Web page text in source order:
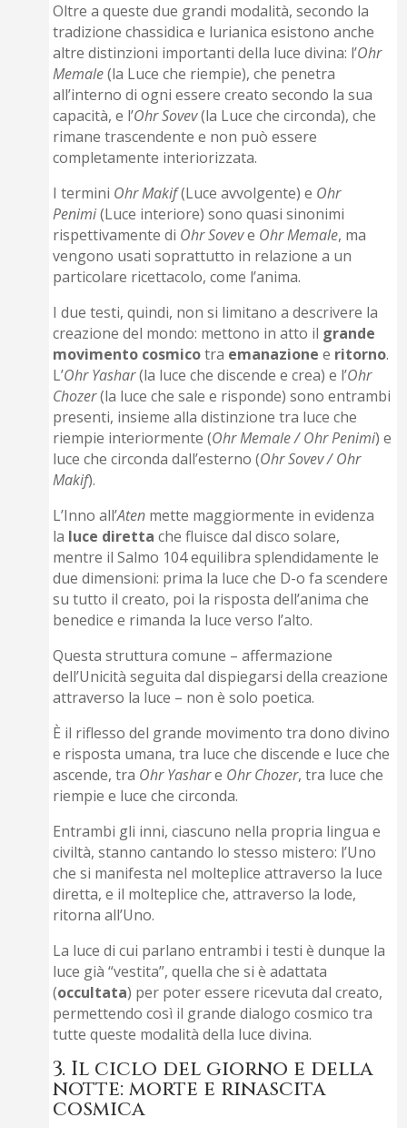
Oltre a queste due grandi modalità, secondo la
tradizione chassidica e lurianica esistono anche
altre distinzioni importanti della luce divina: l’Ohr
Memale(la Luce che riempie), che penetra
all’interno di ogni essere creato secondo la sua
capacità, e l’Ohr Sovev(la Luce che circonda), che
rimane trascendente e non può essere
completamente interiorizzata.
I termini Ohr Makif(Luce avvolgente) e Ohr
Penimi(Luce interiore) sono quasi sinonimi
rispettivamente di Ohr Soveve Ohr Memale, ma
vengono usati soprattutto in relazione a un
particolare ricettacolo, come l’anima.
I due testi, quindi, non si limitano a descrivere la
creazione del mondo: mettono in atto il grande
movimento cosmicotra emanazione e ritorno.
L’Ohr Yashar(la luce che discende e crea) e l’Ohr
Chozer(la luce che sale e risponde) sono entrambi
presenti, insieme alla distinzione tra luce che
riempie interiormente (Ohr Memale / Ohr Penimi) e
luce che circonda dall’esterno (Ohr Sovev / Ohr
Makif).
L’Inno all’Aten mette maggiormente in evidenza
la luce diretta che fluisce dal disco solare,
mentre il Salmo 104 equilibra splendidamente le
due dimensioni: prima la luce che D-o fa scendere
su tutto il creato, poi la risposta dell’anima che
benedice e rimanda la luce verso l’alto.
Questa struttura comune – affermazione
dell’Unicità seguita dal dispiegarsi della creazione
attraverso la luce – non è solo poetica.
È il riflesso del grande movimento tra dono divino
e risposta umana, tra luce che discende e luce che
ascende, tra Ohr Yashare Ohr Chozer, tra luce che
riempie e luce che circonda.
Entrambi gli inni, ciascuno nella propria lingua e
civiltà, stanno cantando lo stesso mistero: l’Uno
che si manifesta nel molteplice attraverso la luce
diretta, e il molteplice che, attraverso la lode,
ritorna all’Uno.
La luce di cui parlano entrambi i testi è dunque la
luce già “vestita”, quella che si è adattata
(occultata) per poter essere ricevuta dal creato,
permettendo così il grande dialogo cosmico tra
tutte queste modalità della luce divina.
3. Il ciclo del giorno e della
notte: morte e rinascita
cosmica